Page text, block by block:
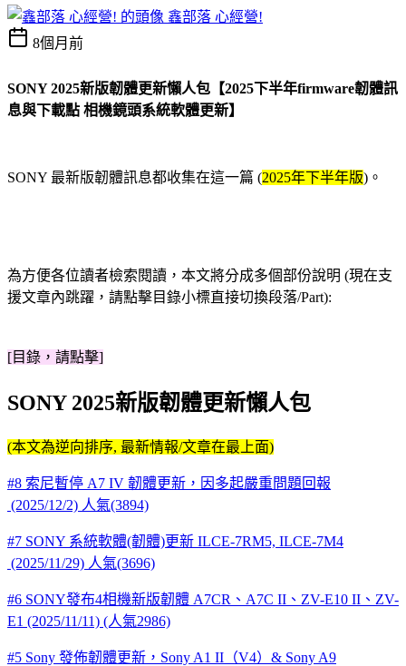
鑫部落 心經營!
8個月前
SONY 2025新版韌體更新懶人包【2025下半年firmware韌體訊
息與下載點 相機鏡頭系統軟體更新】
SONY 最新版韌體訊息都收集在這一篇 (2025年下半年版)。
為方便各位讀者檢索閱讀，本文將分成多個部份說明 (現在支
援文章內跳躍，請點擊目錄小標直接切換段落/Part):
[目錄，請點擊]
SONY 2025新版韌體更新懶人包
(本文為逆向排序, 最新情報/文章在最上面)
#8 索尼暫停 A7 IV 韌體更新，因多起嚴重問題回報
(2025/12/2) 人氣(3894)
#7 SONY 系統軟體(韌體)更新 ILCE-7RM5, ILCE-7M4
(2025/11/29) 人氣(3696)
#6 SONY發布4相機新版韌體 A7CR、A7C II、ZV-E10 II、ZV-
E1 (2025/11/11) (人氣2986)
#5 Sony 發佈韌體更新，Sony A1 II（V4）& Sony A9